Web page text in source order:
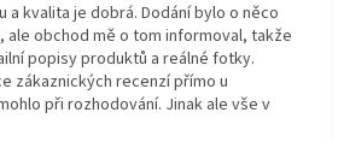
a kvalita je dobrá. Dodání bylo o něco
ale obchod mě o tom informoval, takže
popisy produktů a reálné fotky.
zákaznických recenzí přímo u
při rozhodování. Jinak ale vše v